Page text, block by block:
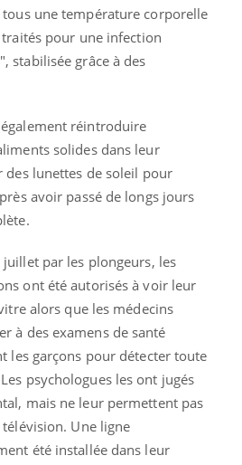
une température corporelle
pour une infection
stabilisée grâce à des
réintroduire
solides dans leur
lunettes de soleil pour
avoir passé de longs jours
par les plongeurs, les
ont été autorisés à voir leur
alors que les médecins
à des examens de santé
les garçons pour détecter toute
psychologues les ont jugés
mais ne leur permettent pas
Une ligne
été installée dans leur